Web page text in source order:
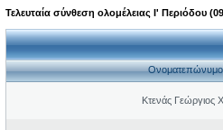
Τελευταία σύνθεση ολομέλειας Ι' Περιόδου
Ονοματεπώνυμο
Κτενάς Γεώργιος